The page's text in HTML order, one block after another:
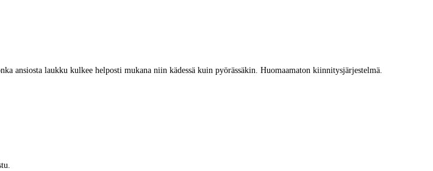
ansiosta laukku kulkee helposti mukana niin kädessä kuin pyörässäkin. Huomaamaton kiinnitysjärjestelmä.